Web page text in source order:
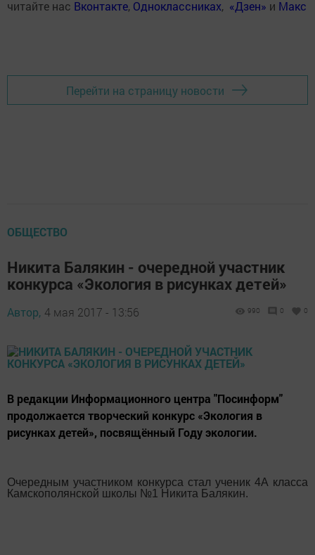
читайте нас Вконтакте, Одноклассниках, «Дзен» и Макс
Перейти на страницу новости
ОБЩЕСТВО
Никита Балякин - очередной участник
конкурса «Экология в рисунках детей»
Автор, 4 мая 2017 - 13:56 990 0 0
В редакции Информационного центра "Посинформ"
продолжается творческий конкурс «Экология в
рисунках детей», посвящённый Году экологии.
Очередным участником конкурса стал ученик 4А класса
Камскополянской школы №1 Никита Балякин.